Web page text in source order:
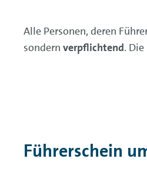
Alle Personen, deren
sondern verpflichtend.
Führerschein